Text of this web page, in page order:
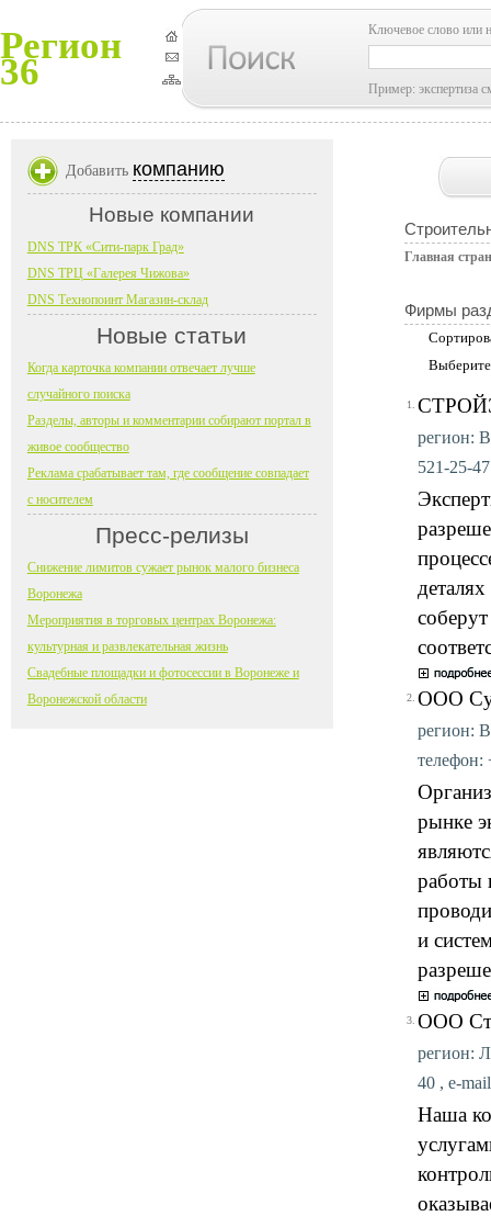
Регион
36
Ключевое слово или
Пример: экспертиза
Главная
Фирмы
1.
регион:
521-25-
2. ООО
регион:
телефон:
рынке
работы
и
3. ООО
регион:
40 , e-
Наша
Добавить компанию
Новые компании
DNS ТРК «Сити-парк Град»
DNS ТРЦ «Галерея Чижова»
DNS Технопоинт Магазин-склад
Новые статьи
Когда карточка компании отвечает лучше
случайного поиска
Разделы, авторы и комментарии собирают портал в
живое сообщество
Реклама срабатывает там, где сообщение совпадает
с носителем
Пресс-релизы
Снижение лимитов сужает рынок малого бизнеса
Воронежа
Мероприятия в торговых центрах Воронежа:
культурная и развлекательная жизнь
Свадебные площадки и фотосессии в Воронеже и
Воронежской области